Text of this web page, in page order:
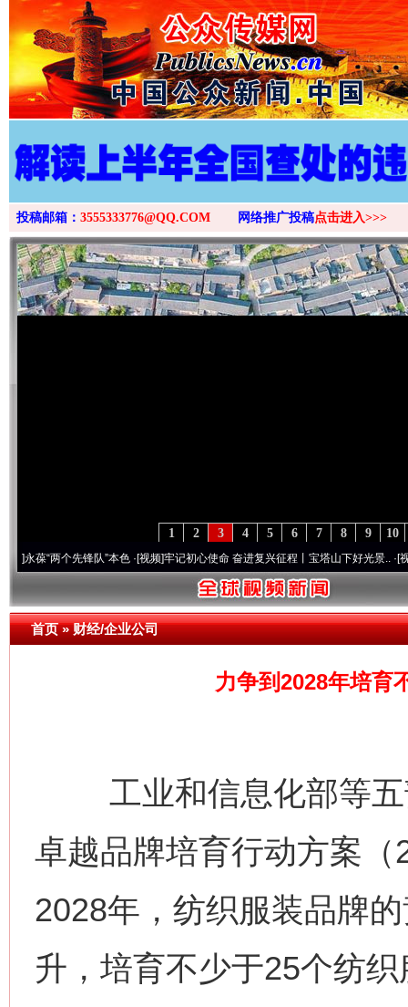
投稿邮箱： 3555333776@QQ.COM 网络推广投稿点击进入>>>
10
9
8
7
6
5
4
3
2
1
个先锋队”本色·[视频]牢记初心使命 奋进复兴征程丨宝塔山下好光景..·[视频]因党
首页»财经/企业公司
力争到2028年培育
工业和信息化部等五
卓越品牌培育行动方案
2028年，纺织服装品牌
升，培育不少于25个纺